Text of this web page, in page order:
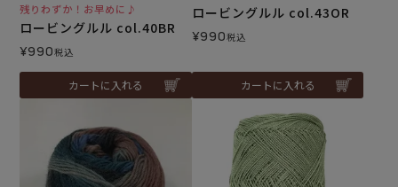
残りわずか！お早めに♪
ロービングルル col.40BR
¥990税込
カートに入れる
ロービングルル col.43OR
¥990税込
カートに入れる